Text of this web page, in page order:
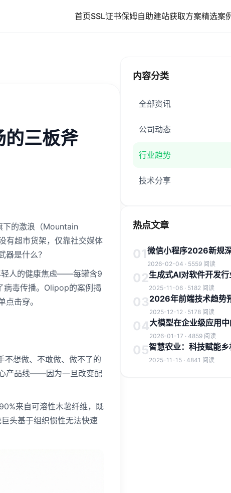
首页SSL证书保姆自助建站获取方案精选案
的三板斧
下的激浪（Mountain
有超市货架，仅靠社交媒体
是什么？
轻人的健康焦虑——每罐含9
病毒传播。Olipop的案例揭
击穿。
不想做、不敢做、做不了的
产品线——因为一旦改变配
来自可溶性木薯纤维，既
头基于组织惯性无法快速
内容分类
全部资讯
公司动态
行业趋势
技术分享
热点文章
01微信小程序2026新规
2026-02-04 · 5559 阅读
02生成式AI对软件开发
2025-11-06 · 5182 阅读
032026年前端技术趋势
2025-12-12 · 5178 阅读
04大模型在企业级应用
2026-01-17 · 4859 阅读
05智慧农业：科技赋能
2025-11-15 · 4841 阅读